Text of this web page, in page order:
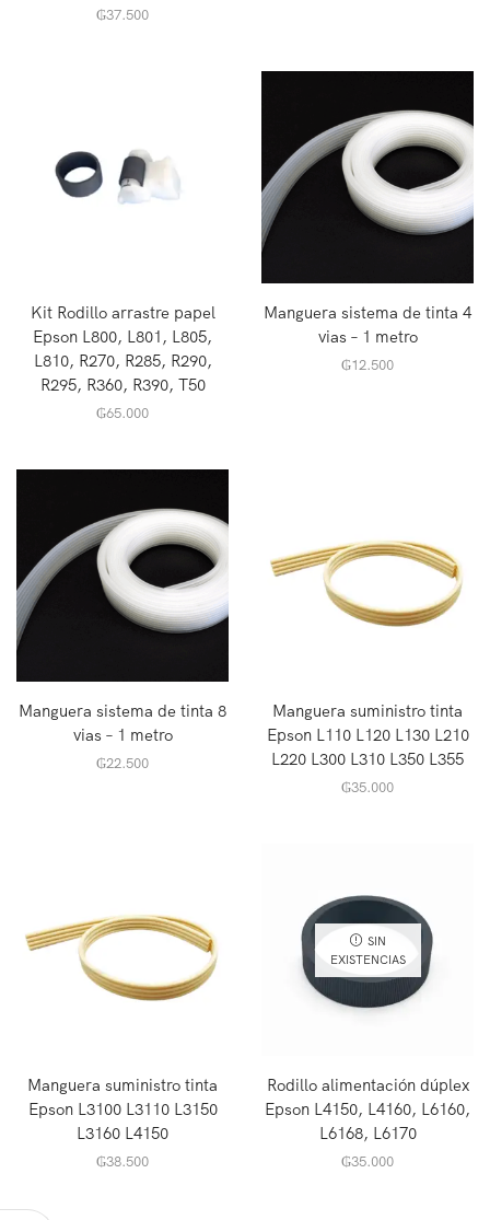
₲37.500
Kit Rodillo arrastre papel
Epson L800, L801, L805,
L810, R270, R285, R290,
R295, R360, R390, T50
₲65.000
Manguera sistema de tinta 4
vias – 1 metro
₲12.500
Manguera sistema de tinta 8
vias – 1 metro
₲22.500
Manguera suministro tinta
Epson L110 L120 L130 L210
L220 L300 L310 L350 L355
₲35.000
Manguera suministro tinta
Epson L3100 L3110 L3150
L3160 L4150
₲38.500
SIN
EXISTENCIAS
Rodillo alimentación dúplex
Epson L4150, L4160, L6160,
L6168, L6170
₲35.000